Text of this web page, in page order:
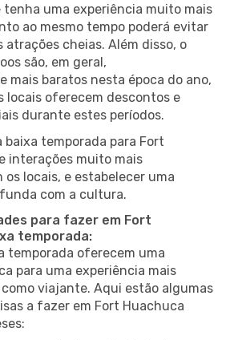
uma experiência muito mais
ao mesmo tempo poderá evitar
atrações cheias. Além disso, o
são, em geral,
mais baratos nesta época do ano,
locais oferecem descontos e
durante estes períodos.
baixa temporada para Fort
interações muito mais
locais, e estabelecer uma
com a cultura.
para fazer em Fort
temporada:
temporada oferecem uma
para uma experiência mais
viajante. Aqui estão algumas
a fazer em Fort Huachuca